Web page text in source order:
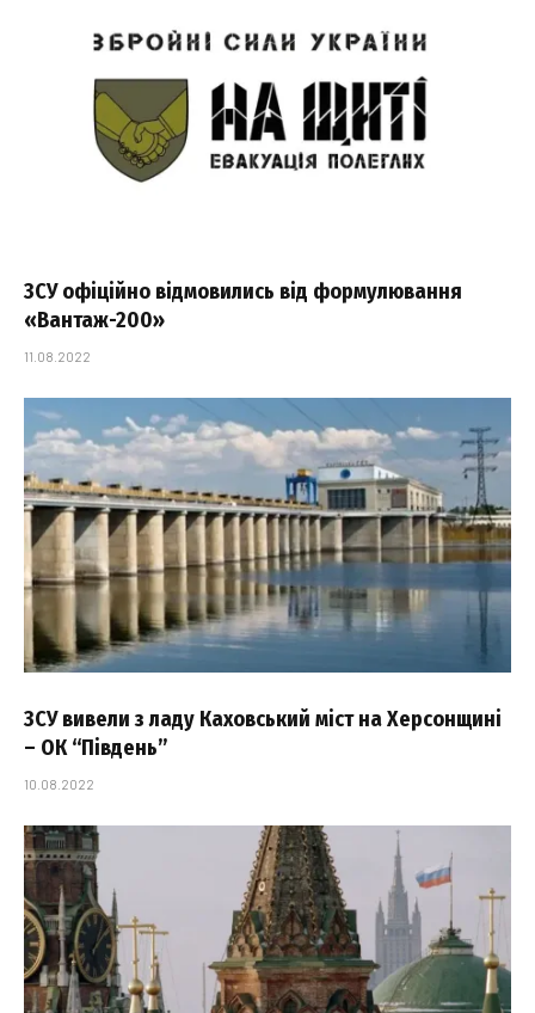
ЗСУ офіційно відмовились від формулювання
«Вантаж-200»
11.08.2022
ЗСУ вивели з ладу Каховський міст на Херсонщині
– ОК “Південь”
10.08.2022